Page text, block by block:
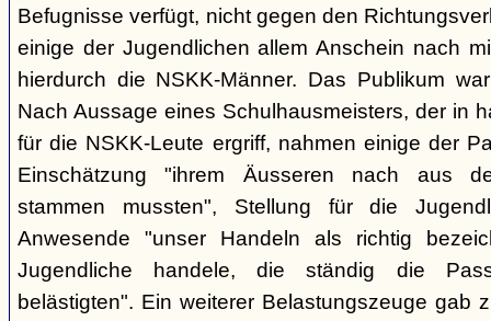
Befugnisse verfügt, nicht gegen den
einige der Jugendlichen allem Anschein nach
hierdurch die NSKK-Männer. Das Publikum
Nach Aussage eines Schulhausmeisters, der in
für die NSKK-Leute ergriff, nahmen einige der
Einschätzung "ihrem Äusseren nach aus
stammen mussten", Stellung für die
Anwesende "unser Handeln als richtig
Jugendliche handele, die ständig die
belästigten". Ein weiterer Belastungszeuge gab